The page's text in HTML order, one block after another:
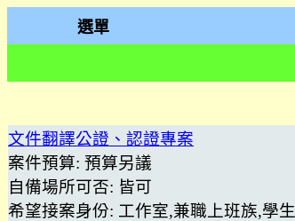
選單
文件翻譯公證、認證專案
案件預算: 預算另議
自備場所可否: 皆可
希望接案身份: 工作室,兼職上班族,學生